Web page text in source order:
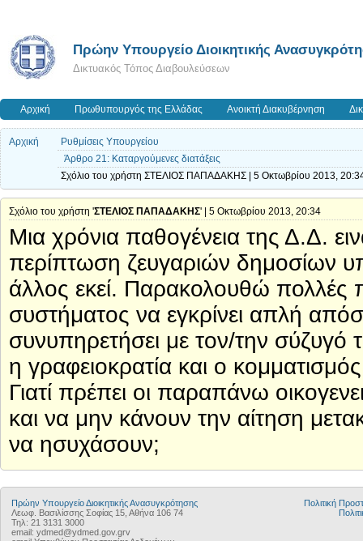
Πρώην Υπουργείο Διοικητικής
Δικτυακός Τόπος Διαβουλεύσεων
Αρχική Πρωθυπουργός της Ελλάδας Ανοικτή Διακυβέρνηση
Αρχική
Ρυθμίσεις Υπουργείου
Άρθρο 21: Καταργούμενες διατάξεις
Σχόλιο του χρήστη ΣΤΕΛΙΟΣ ΠΑΠΑΔΑΚΗΣ | 5 Οκτωβρίου 2013,
Σχόλιο του χρήστη 'ΣΤΕΛΙΟΣ ΠΑΠΑΔΑΚΗΣ' | 5 Οκτωβρίου 2013, 20:34
Μια χρόνια παθογένεια της Δ.Δ.
περίπτωση ζευγαριών δημοσίων
άλλος εκεί. Παρακολουθώ πολλές
συστήματος να εγκρίνει απλή
συνυπηρετήσει με τον/την σύζυγό
η γραφειοκρατία και ο
Γιατί πρέπει οι παραπάνω
και να μην κάνουν την αίτηση
να ησυχάσουν;
Πρώην Υπουργείο Διοικητικής Ανασυγκρότησης
Λεωφ. Βασιλίσσης Σοφίας 15, Αθήνα 106 74
Τηλ: 21 3131 3000
email: ydmed@ydmed.gov.grv
Πολιτική